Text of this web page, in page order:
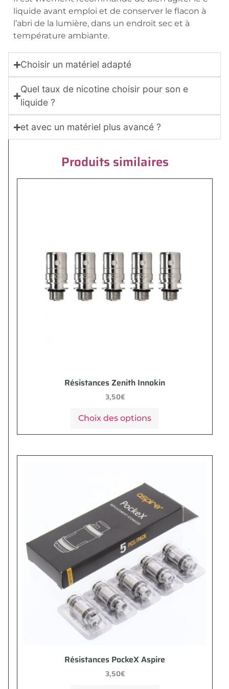
liquide avant emploi et de conserver le flacon à
l’abri de la lumière, dans un endroit sec et à
température ambiante.
Choisir un matériel adapté
Quel taux de nicotine choisir pour son e
liquide ?
et avec un matériel plus avancé ?
Produits similaires
Résistances Zenith Innokin
3,50€
Choix des options
Résistances PockeX Aspire
3,50€